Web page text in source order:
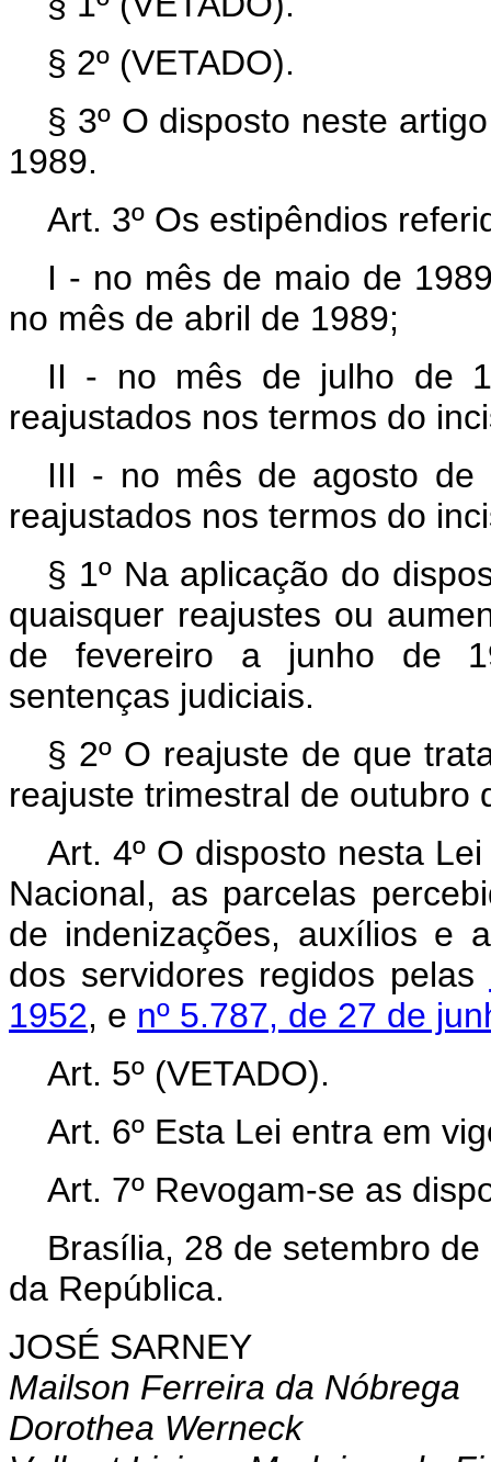
§ 2º (VETADO).
§ 3º O disposto neste
1989.
Art. 3º Os estipêndios
I - no mês de maio de
no mês de abril de 1989;
II - no mês de julho de
reajustados nos termos do
III - no mês de agosto de
reajustados nos termos do
§ 1º Na aplicação do
quaisquer reajustes ou
de fevereiro a junho de
sentenças judiciais.
§ 2º O reajuste de que
reajuste trimestral de outubro
Art. 4º O disposto nesta
Nacional, as parcelas
de indenizações, auxílios e
dos servidores regidos pelas
1952, e nº 5.787, de 27 de
Art. 5º (VETADO).
Art. 6º Esta Lei entra em
Art. 7º Revogam-se as
Brasília, 28 de setembro
da República.
JOSÉ SARNEY
Mailson Ferreira da Nóbrega
Dorothea Werneck